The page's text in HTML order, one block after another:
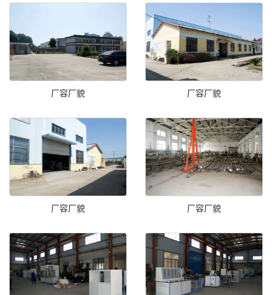
厂容厂貌 厂容厂貌
厂容厂貌 厂容厂貌